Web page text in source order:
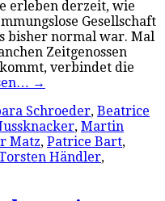
erleben derzeit, wie
Gesellschaft
bisher normal war. Mal
Zeitgenossen
verbindet die
→
Schroeder, Beatrice
, Martin
Matz, Patrice Bart,
Händler,